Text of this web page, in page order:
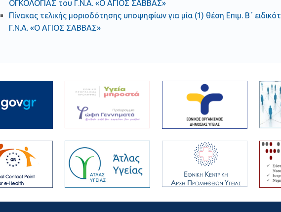
ΟΓΚΟΛΟΓΙΑΣ του Γ.Ν.Α. «Ο ΑΓΙΟΣ ΣΑΒΒΑΣ»
Πίνακας τελικής μοριοδότησης υποψηφίων για μία (1) θέση Επιμ. Β΄
Γ.Ν.Α. «Ο ΑΓΙΟΣ ΣΑΒΒΑΣ»